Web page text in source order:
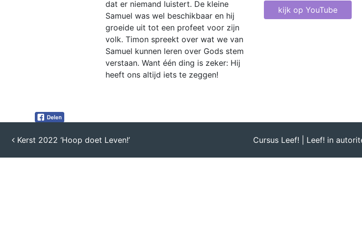
dat er niemand luistert. De kleine
Samuel was wel beschikbaar en hij
groeide uit tot een profeet voor zijn
volk. Timon spreekt over wat we van
Samuel kunnen leren over Gods stem
verstaan. Want één ding is zeker: Hij
heeft ons altijd iets te zeggen!
kijk op YouTube
BERICHT NAVIGATIE
Kerst 2022 ‘Hoop doet Leven!’ Cursus Leef! | Leef! in